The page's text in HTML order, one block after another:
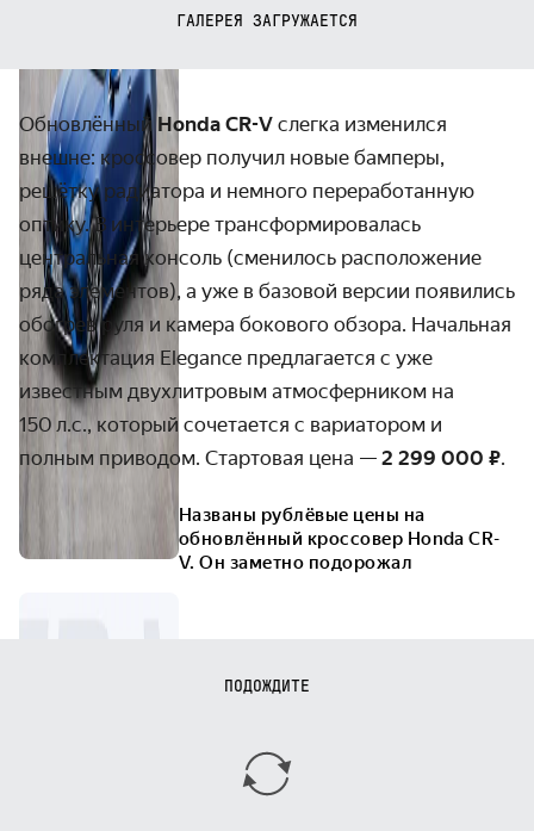
ГАЛЕРЕЯ ЗАГРУЖАЕТСЯ
ОбновлённыйHonda CR-V слегка изменился
внешне: кроссовер получил новые бамперы,
решётку радиатора и немного перера­ботанную
оптику. В интерьере транс­формиро­валась
центральная консоль (сменилось распо­ложение
ряда элементов), а уже в базовой версии появились
обогрев руля и камера бокового обзора. Начальная
комп­лектация Elegance пред­лага­ется с уже
известным двух­­литровым атмо­сферником на
150 л.с., который сочетается с вариатором и
полным приводом. Стартовая цена — 2 299 000 ₽.
Названы рублёвые цены на
обновлённый кроссовер Honda CR-
V. Он заметно подорожал
ПОДОЖДИТЕ